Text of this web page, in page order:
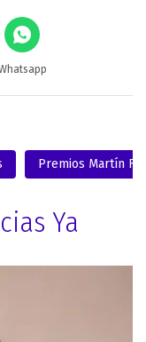
Premios Martín
Ya